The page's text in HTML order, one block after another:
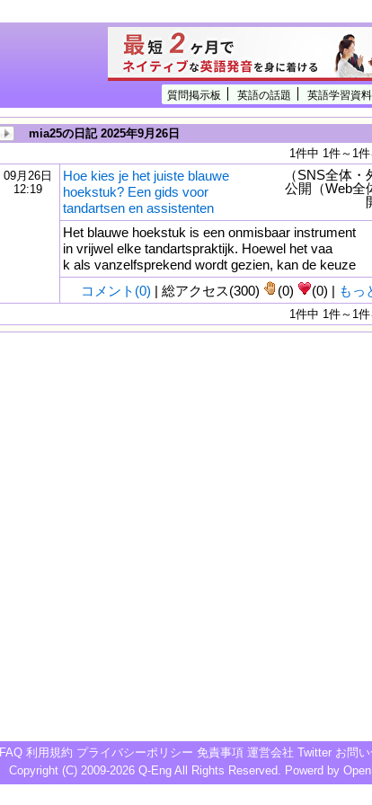
質問掲示板 英語の話題 英語学習資料
mia25の日記 2025年9月26日
1件中 1件～1
09月26日
12:19
Hoe kies je het juiste blauwe
hoekstuk? Een gids voor
tandartsen en assistenten
（SNS全体・
公開（Web全
Het blauwe hoekstuk is een onmisbaar instrument
in vrijwel elke tandartspraktijk. Hoewel het vaa
k als vanzelfsprekend wordt gezien, kan de keuze
コメント(0) | 総アクセス(300) (0) (0) | もっ
1件中 1件～1
FAQ 利用規約 プライバシーポリシー 免責事項 運営会社 Twitter お問
Copyright (C) 2009-2026 Q-Eng All Rights Reserved. Powerd by